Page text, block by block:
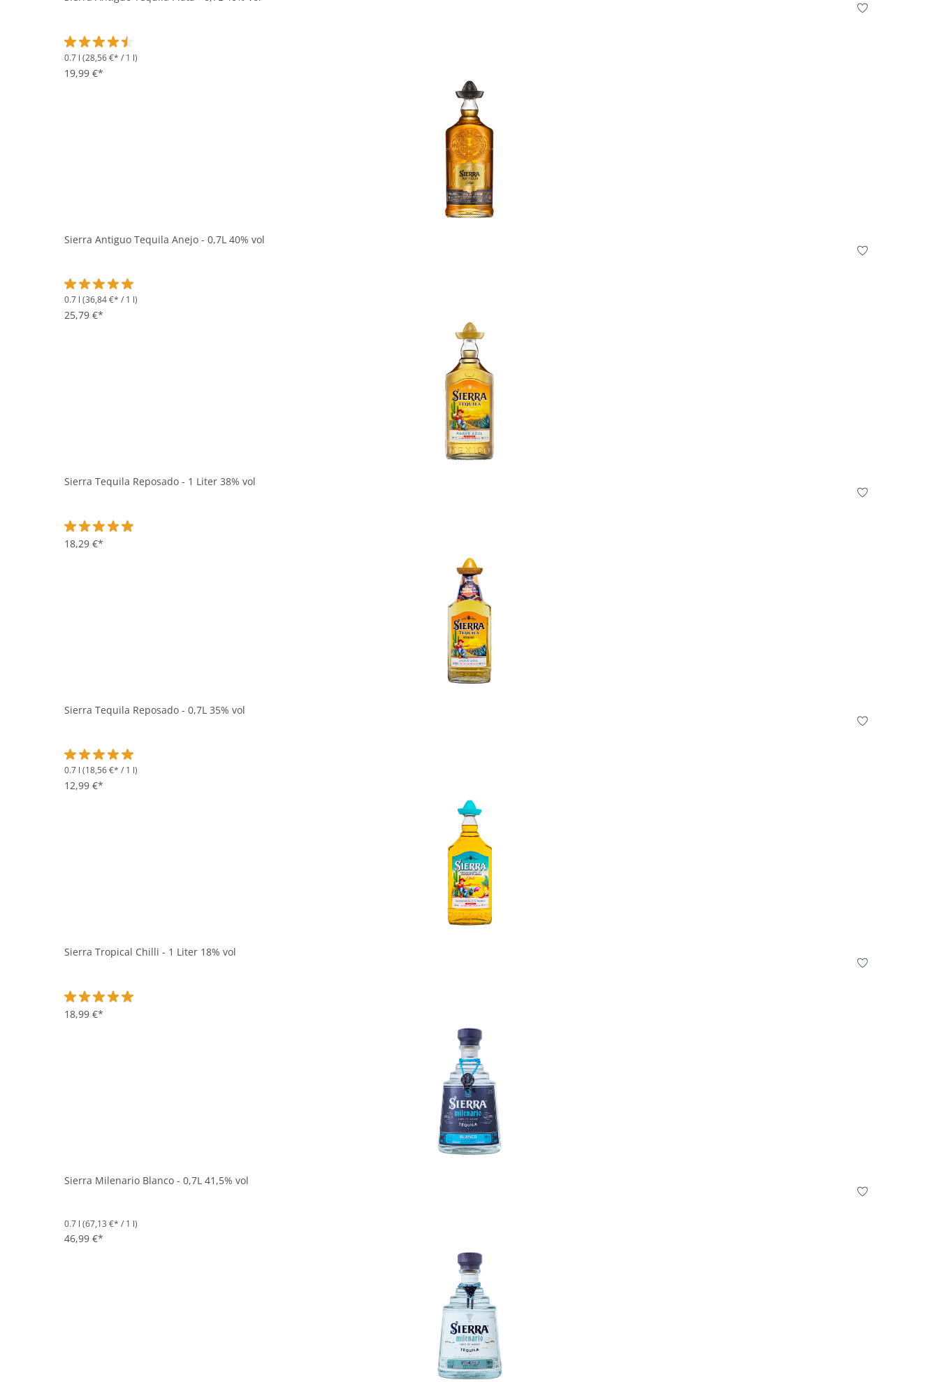
Durchschnittliche Bewertung von 4.5 von 5 Sternen
0.7 l (28,56 €* / 1 l)
19,99 €*
Sierra Antiguo Tequila Anejo - 0,7L 40% vol
Durchschnittliche Bewertung von 5 von 5 Sternen
0.7 l (36,84 €* / 1 l)
25,79 €*
In den Korb
Sierra Tequila Reposado - 1 Liter 38% vol
Durchschnittliche Bewertung von 5 von 5 Sternen
18,29 €*
In den Korb
Sierra Tequila Reposado - 0,7L 35% vol
Durchschnittliche Bewertung von 5 von 5 Sternen
0.7 l (18,56 €* / 1 l)
12,99 €*
In den Korb
Sierra Tropical Chilli - 1 Liter 18% vol
Durchschnittliche Bewertung von 5 von 5 Sternen
18,99 €*
In den Korb
Sierra Milenario Blanco - 0,7L 41,5% vol
0.7 l (67,13 €* / 1 l)
46,99 €*
In den Korb
In den Korb